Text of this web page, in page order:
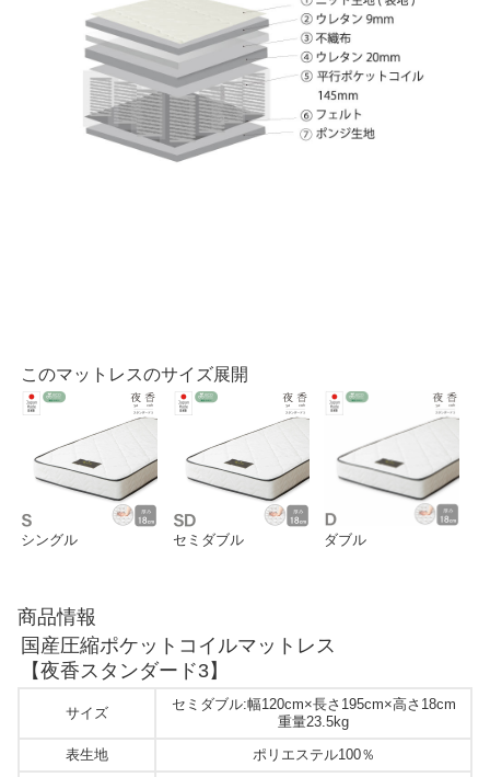
このマットレスのサイズ展開
シングル セミダブル ダブル
商品情報
国産圧縮ポケットコイルマットレス
【夜香スタンダード3】
サイズ
セミダブル:幅120cm×長さ195cm×高さ18cm
重量23.5kg
表生地
ポリエステル100％